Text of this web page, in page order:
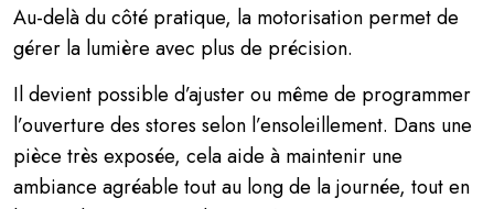
Au-delà du côté pratique, la motorisation permet de
gérer la lumière avec plus de précision.
Il devient possible d’ajuster ou même de programmer
l’ouverture des stores selon l’ensoleillement. Dans une
pièce très exposée, cela aide à maintenir une
ambiance agréable tout au long de la journée, tout en